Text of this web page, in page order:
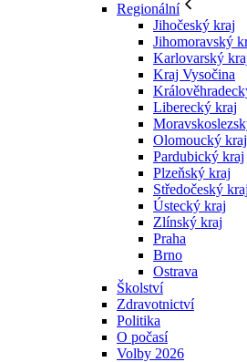
Regionální
Jihočeský kraj
Jihomoravský
Karlovarský
Kraj Vysočina
Liberecký kraj
Olomoucký kraj
Pardubický kraj
Plzeňský kraj
Středočeský kraj
Ústecký kraj
Zlínský kraj
Praha
Brno
Ostrava
Školství
Zdravotnictví
Politika
O počasí
Volby 2026